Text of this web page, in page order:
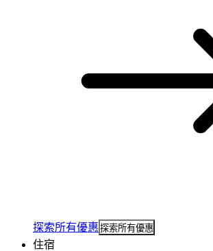
探索所有優惠 探索所有優惠
住宿